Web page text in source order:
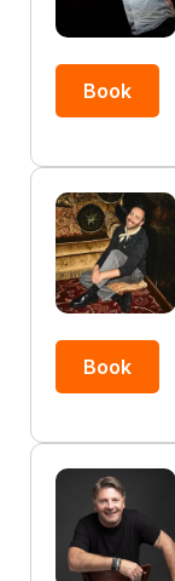
Book
Book